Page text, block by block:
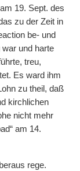
19. Sept. des
zu der Zeit in
be- und
und harte
treu,
Es ward ihm
zu theil, daß
kirchlichen
nicht mehr
am 14.
rege.